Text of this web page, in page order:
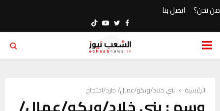
من نحن؟ اتصل بنا
Facebook
Twitter
Youtube
PRIMARY
الرئيسية بني خلاد/ويكو/عمال/ طرد/احتجاج